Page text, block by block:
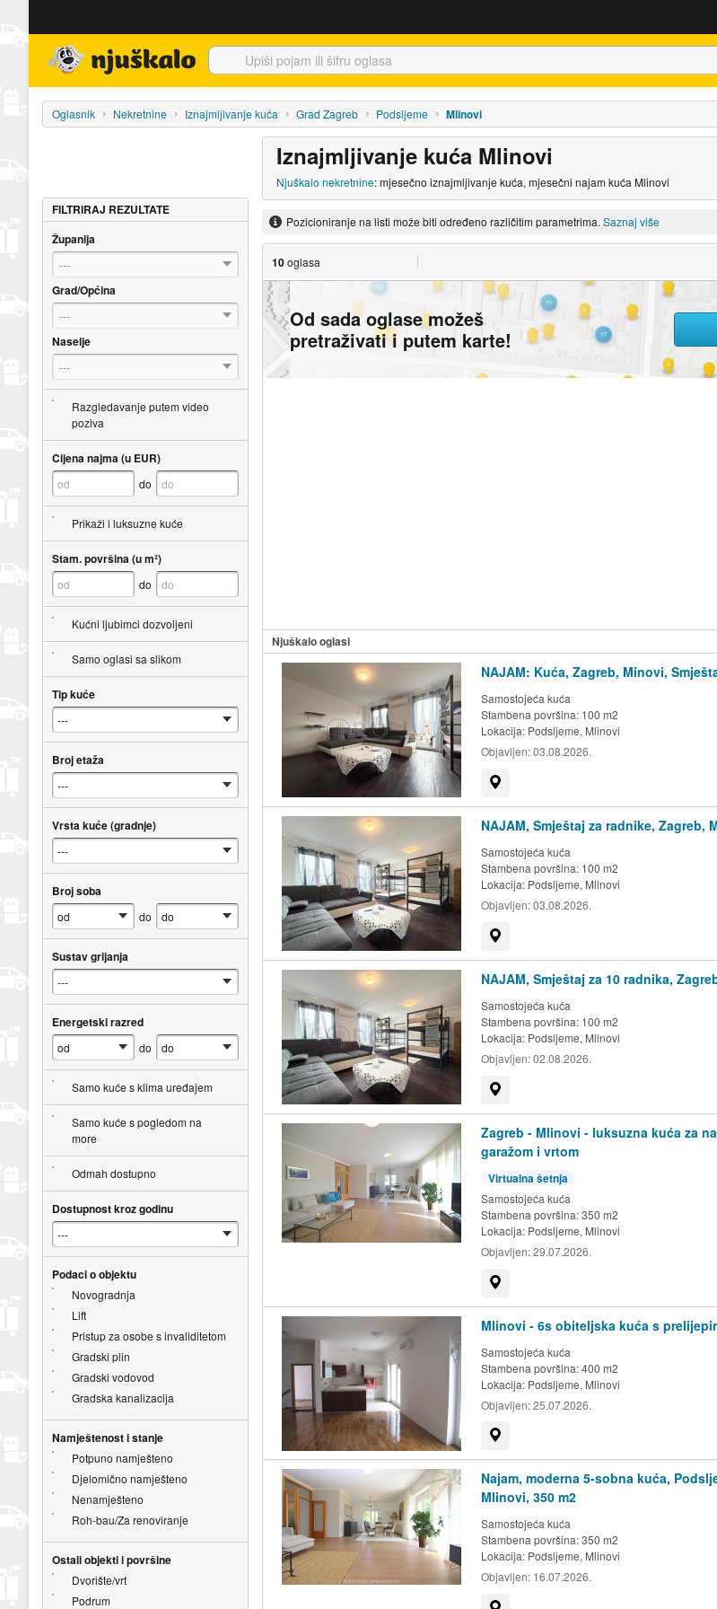
Oglasnik Nekretnine Iznajmljivanje kuća Grad Zagreb Podsljeme Mlinovi
Iznajmljivanje kuća Mlinovi
Njuškalo nekretnine: mjesečno iznajmljivanje kuća, mjesečni najam kuća Mlinovi
Pozicioniranje na listi može biti određeno različitim parametrima. Saznaj više
10oglasa
Od sada oglase možeš
pretraživati i putem karte!
Njuškalo oglasi
NAJAM: Kuća, Zagreb, Minovi,
Samostojeća kuća
Stambena površina: 100 m2
Lokacija: Podsljeme, Mlinovi
Objavljen:03.08.2026.
NAJAM, Smještaj za radnike, Zagreb,
Samostojeća kuća
Stambena površina: 100 m2
Lokacija: Podsljeme, Mlinovi
Objavljen:03.08.2026.
NAJAM, Smještaj za 10 radnika,
Samostojeća kuća
Stambena površina: 100 m2
Lokacija: Podsljeme, Mlinovi
Objavljen:02.08.2026.
Zagreb - Mlinovi - luksuzna kuća za
garažom i vrtom
Virtualna šetnja
Samostojeća kuća
Stambena površina: 350 m2
Lokacija: Podsljeme, Mlinovi
Objavljen:29.07.2026.
Mlinovi - 6s obiteljska kuća s
Samostojeća kuća
Stambena površina: 400 m2
Lokacija: Podsljeme, Mlinovi
Objavljen:25.07.2026.
Najam, moderna 5-sobna kuća,
Mlinovi, 350 m2
Samostojeća kuća
Stambena površina: 350 m2
Lokacija: Podsljeme, Mlinovi
Objavljen: 16.07.2026.
FILTRIRAJ REZULTATE
Županija
---
Grad/Općina
---
Naselje
---
Razgledavanje putem video
poziva
Cijena najma (u EUR)
do
Prikaži i luksuzne kuće
Stam. površina (u m²)
do
Kućni ljubimci dozvoljeni
Samo oglasi sa slikom
Tip kuće
Broj etaža
Vrsta kuće (gradnje)
Broj soba
do
Sustav grijanja
Energetski razred
do
Samo kuće s klima uređajem
Samo kuće s pogledom na
more
Odmah dostupno
Dostupnost kroz godinu
Podaci o objektu
Novogradnja
Lift
Pristup za osobe s invaliditetom
Gradski plin
Gradski vodovod
Gradska kanalizacija
Namještenost i stanje
Potpuno namješteno
Djelomično namješteno
Nenamješteno
Roh-bau/Za renoviranje
Ostali objekti i površine
Dvorište/vrt
Podrum